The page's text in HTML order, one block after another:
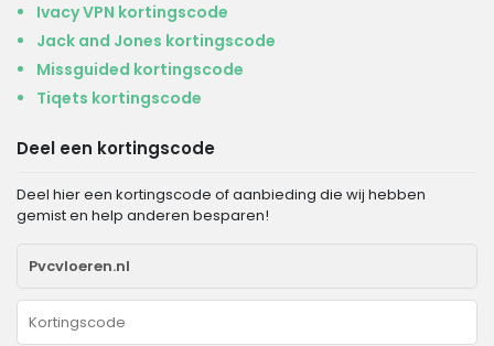
Ivacy VPN kortingscode
Jack and Jones kortingscode
Missguided kortingscode
Tiqets kortingscode
Deel een kortingscode
Deel hier een kortingscode of aanbieding die wij hebben
gemist en help anderen besparen!